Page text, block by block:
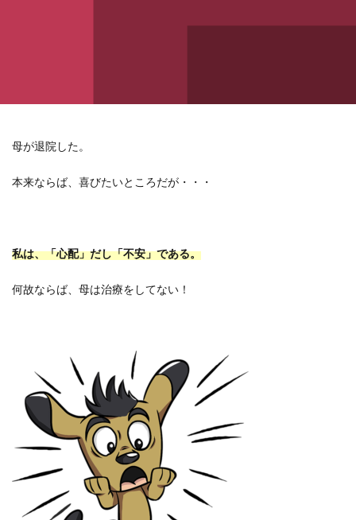
母が退院した。
本来ならば、喜びたいところだが・・・
私は、「心配」だし「不安」である。
何故ならば、母は治療をしてない！